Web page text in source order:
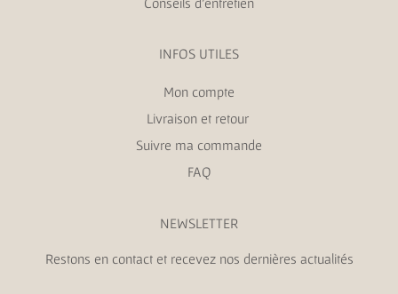
INFOS UTILES
Mon compte
Livraison et retour
Suivre ma commande
FAQ
NEWSLETTER
Restons en contact et recevez nos dernières actualités